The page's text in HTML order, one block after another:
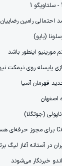
احتمالی رامین
(بایو)
مورینیو اینطور باشد
یایسله روی نیمکت
قهرمان آسیا
اصفهان
(جوتگلا)
خبرنگار می‌شوند